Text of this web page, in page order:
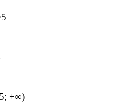
5
+∞)